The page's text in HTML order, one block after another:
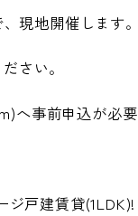
地開催します。
さい。
へ事前申込が必要
戸建賃貸(1LDK)!